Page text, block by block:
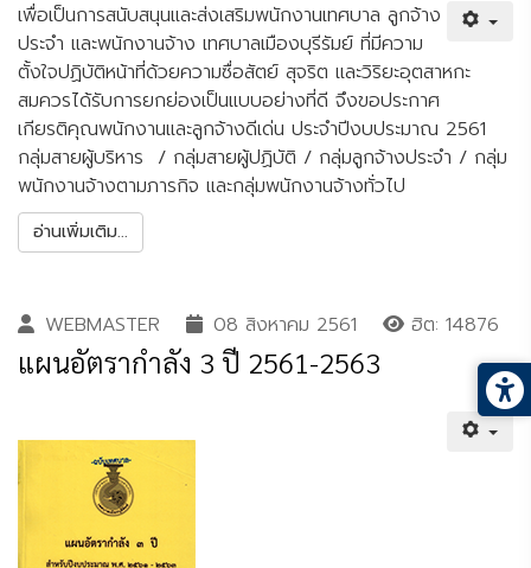
เพื่อเป็นการสนับสนุนและส่งเสริมพนักงานเทศบาล ลูกจ้าง
ประจำ และพนักงานจ้าง เทศบาลเมืองบุรีรัมย์ ที่มีความ
ตั้งใจปฏิบัติหน้าที่ด้วยความซื่อสัตย์ สุจริต และวิริยะอุตสาหกะ
สมควรได้รับการยกย่องเป็นแบบอย่างที่ดี จึงขอประกาศ
เกียรติคุณพนักงานและลูกจ้างดีเด่น ประจำปีงบประมาณ 2561
กลุ่มสายผู้บริหาร / กลุ่มสายผู้ปฏิบัติ / กลุ่มลูกจ้างประจำ / กลุ่ม
พนักงานจ้างตามภารกิจ และกลุ่มพนักงานจ้างทั่วไป
อ่านเพิ่มเติม...
WEBMASTER 08 สิงหาคม 2561 ฮิต: 14876
แผนอัตรากำลัง 3 ปี 2561-2563